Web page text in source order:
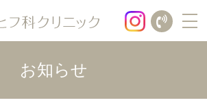
お知らせ